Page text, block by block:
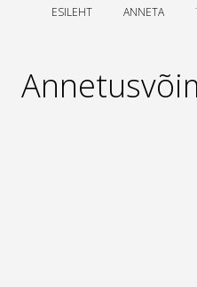
ESILEHT ANNETA